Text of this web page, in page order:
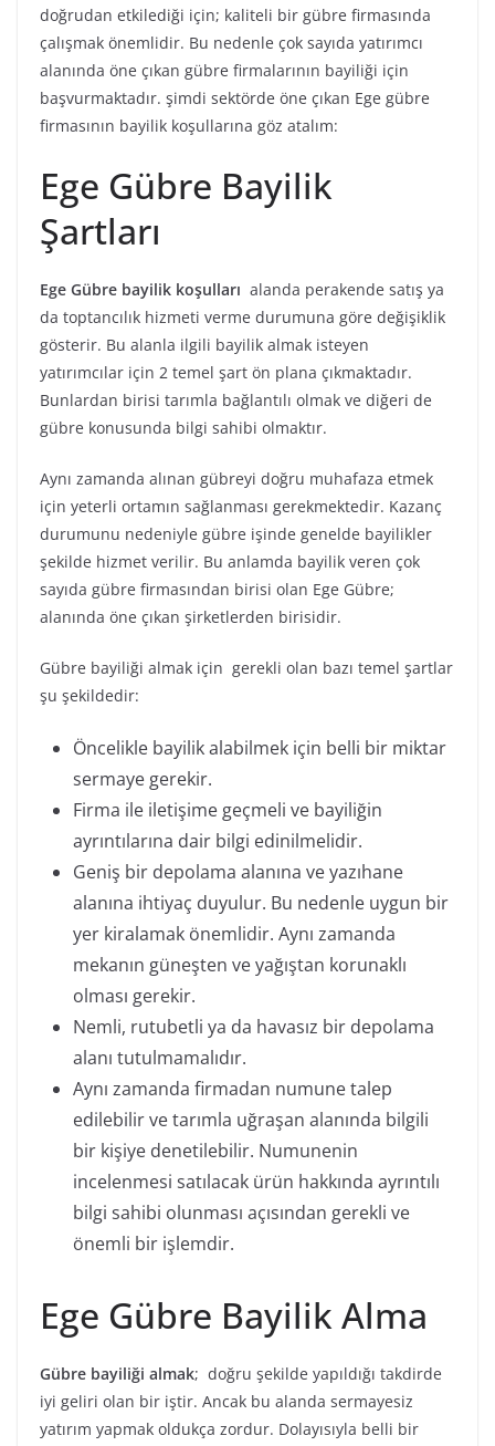
doğrudan etkilediği için; kaliteli bir gübre firmasında
çalışmak önemlidir. Bu nedenle çok sayıda yatırımcı
alanında öne çıkan gübre firmalarının bayiliği için
başvurmaktadır. şimdi sektörde öne çıkan Ege gübre
firmasının bayilik koşullarına göz atalım:
Ege Gübre Bayilik
Şartları
Ege Gübre bayilik koşulları alanda perakende satış ya
da toptancılık hizmeti verme durumuna göre değişiklik
gösterir. Bu alanla ilgili bayilik almak isteyen
yatırımcılar için 2 temel şart ön plana çıkmaktadır.
Bunlardan birisi tarımla bağlantılı olmak ve diğeri de
gübre konusunda bilgi sahibi olmaktır.
Aynı zamanda alınan gübreyi doğru muhafaza etmek
için yeterli ortamın sağlanması gerekmektedir. Kazanç
durumunu nedeniyle gübre işinde genelde bayilikler
şekilde hizmet verilir. Bu anlamda bayilik veren çok
sayıda gübre firmasından birisi olan Ege Gübre;
alanında öne çıkan şirketlerden birisidir.
Gübre bayiliği almak için gerekli olan bazı temel şartlar
şu şekildedir:
Öncelikle bayilik alabilmek için belli bir miktar
sermaye gerekir.
Firma ile iletişime geçmeli ve bayiliğin
ayrıntılarına dair bilgi edinilmelidir.
Geniş bir depolama alanına ve yazıhane
alanına ihtiyaç duyulur. Bu nedenle uygun bir
yer kiralamak önemlidir. Aynı zamanda
mekanın güneşten ve yağıştan korunaklı
olması gerekir.
Nemli, rutubetli ya da havasız bir depolama
alanı tutulmamalıdır.
Aynı zamanda firmadan numune talep
edilebilir ve tarımla uğraşan alanında bilgili
bir kişiye denetilebilir. Numunenin
incelenmesi satılacak ürün hakkında ayrıntılı
bilgi sahibi olunması açısından gerekli ve
önemli bir işlemdir.
Ege Gübre Bayilik Alma
Gübre bayiliği almak; doğru şekilde yapıldığı takdirde
iyi geliri olan bir iştir. Ancak bu alanda sermayesiz
yatırım yapmak oldukça zordur. Dolayısıyla belli bir